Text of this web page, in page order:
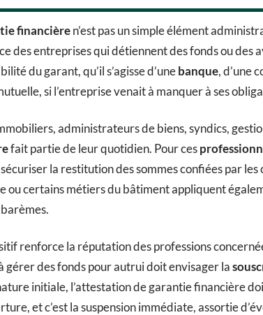
financièren’est pas un simple élément
des entreprises qui détiennent des fonds ou des
du garant, qu’il s’agisse d’unebanque, d’une
si l’entreprise venait à manquer à ses
administrateurs de biens, syndics,
fait partie de leur quotidien. Pour ces
la restitution des sommes confiées par
ou certains métiers du bâtiment appliquent
renforce la réputation des professions
gérer des fonds pour autrui doit envisager la
initiale, l’attestation de garantie financière
et c’est la suspension immédiate, assortie